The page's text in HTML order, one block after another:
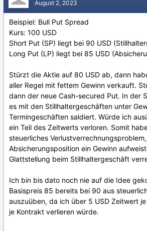
August 2, 2023
Beispiel: Bull Put Spread
Kurs: 100 USD
Short Put (SP) liegt bei 90 USD
Long Put (LP) liegt bei 85 USD
Stürzt die Aktie auf 80 USD ab, dann
aller Regel mit fettem Gewinn verkauft.
dann der neue Cash-secured Put. In der
es mit den Stillhaltergeschäften unter
Termingeschäften saldiert. Würde ich
ein Teil des Zeitwerts verloren. Somit
steuerliches
Absicherungsposition ein Gewinn
Glattstellung beim Stillhaltergeschäft
Ich bin bis dato noch nie auf die Idee
Basispreis 85 bereits bei 90 aus
auszuüben, da ich über 5 USD Zeitwert
je Kontrakt verlieren würde.